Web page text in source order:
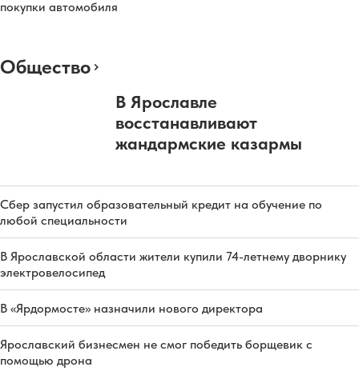
покупки автомобиля
Общество
В Ярославле
восстанавливают
жандармские казармы
Сбер запустил образовательный кредит на обучение по
любой специальности
В Ярославской области жители купили 74-летнему дворнику
электровелосипед
В «Ярдормосте» назначили нового директора
Ярославский бизнесмен не смог победить борщевик с
помощью дрона